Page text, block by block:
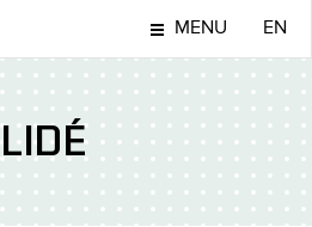
MENU EN
LIDÉ